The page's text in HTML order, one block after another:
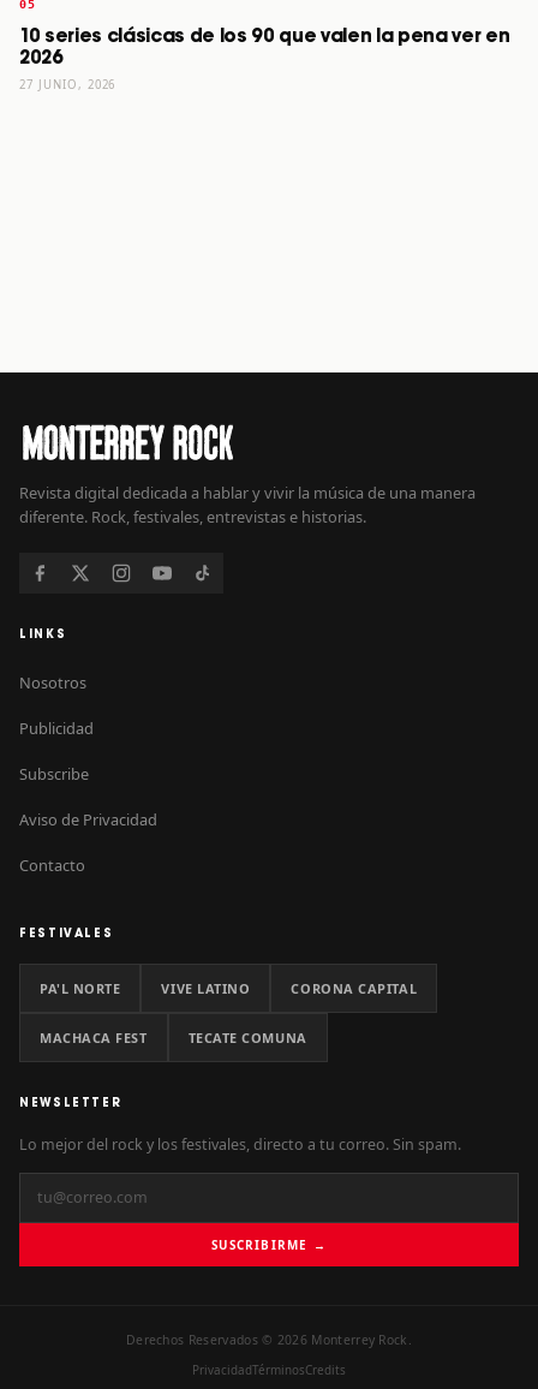
10 series clásicas de los 90 que valen la pena ver en
2026
27 JUNIO, 2026
Revista digital dedicada a hablar y vivir la música de una manera
diferente. Rock, festivales, entrevistas e historias.
LINKS
Nosotros
Publicidad
Subscribe
Aviso de Privacidad
Contacto
FESTIVALES
PA'L NORTE VIVE LATINO CORONA CAPITAL
MACHACA FEST TECATE COMUNA
NEWSLETTER
Lo mejor del rock y los festivales, directo a tu correo. Sin spam.
SUSCRIBIRME →
Derechos Reservados © 2026 Monterrey Rock.
PrivacidadTérminosCredits